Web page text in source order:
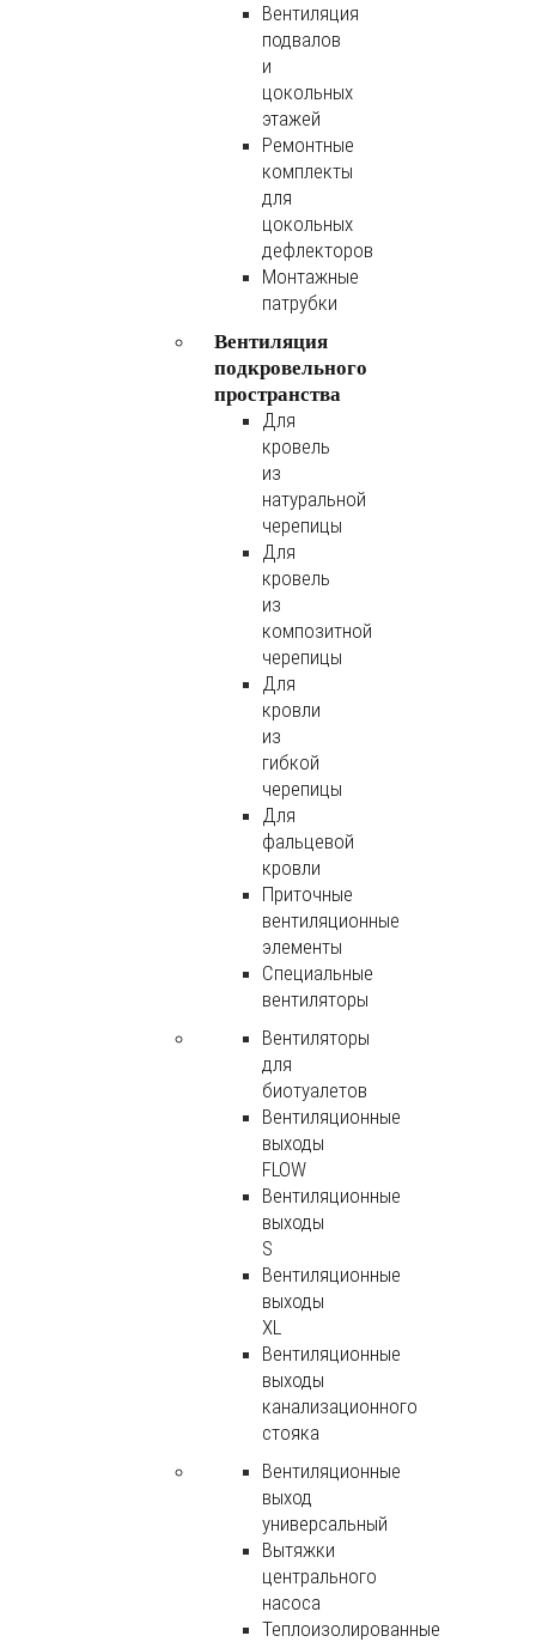
Вентиляция
подвалов
и
цокольных
этажей
Ремонтные
комплекты
для
цокольных
дефлекторов
Монтажные
патрубки
Вентиляция
подкровельного
пространства
Для
кровель
из
натуральной
черепицы
Для
кровель
из
композитной
черепицы
Для
кровли
из
гибкой
черепицы
Для
фальцевой
кровли
Приточные
вентиляционные
элементы
Специальные
вентиляторы
Вентиляторы
для
биотуалетов
Вентиляционные
выходы
FLOW
Вентиляционные
выходы
S
Вентиляционные
выходы
XL
Вентиляционные
выходы
канализационного
стояка
Вентиляционные
выход
универсальный
Вытяжки
центрального
насоса
Теплоизолированные